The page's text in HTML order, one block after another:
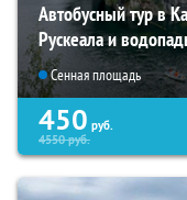
Автобусный тур в
Рускеала и
Сенная площадь
450 руб.
4550руб.